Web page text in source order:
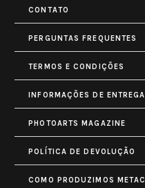
CONTATO
PERGUNTAS FREQUENTES
TERMOS E CONDIÇÕES
INFORMAÇÕES DE ENTREGA
PHOTOARTS MAGAZINE
POLÍTICA DE DEVOLUÇÃO
COMO PRODUZIMOS